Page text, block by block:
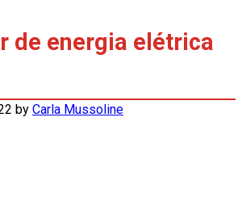
de energia elétrica
by Carla Mussoline